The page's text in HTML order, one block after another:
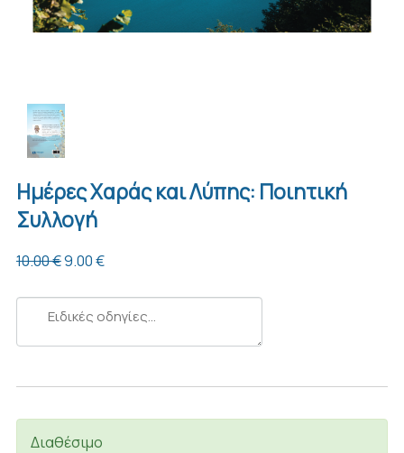
Ημέρες Χαράς και Λύπης: Ποιητική
Συλλογή
10.00 €9.00 €
Ειδικές
Διαθέσιμο